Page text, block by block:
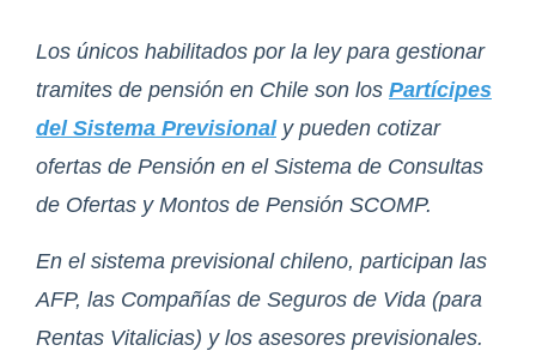
Los únicos habilitados por la ley para gestionar
tramites de pensión en Chile son los Partícipes
del Sistema Previsionaly pueden cotizar
ofertas de Pensión en el Sistema de Consultas
de Ofertas y Montos de Pensión SCOMP.
En el sistema previsional chileno, participan las
AFP, las Compañías de Seguros de Vida (para
Rentas Vitalicias) y los asesores previsionales.